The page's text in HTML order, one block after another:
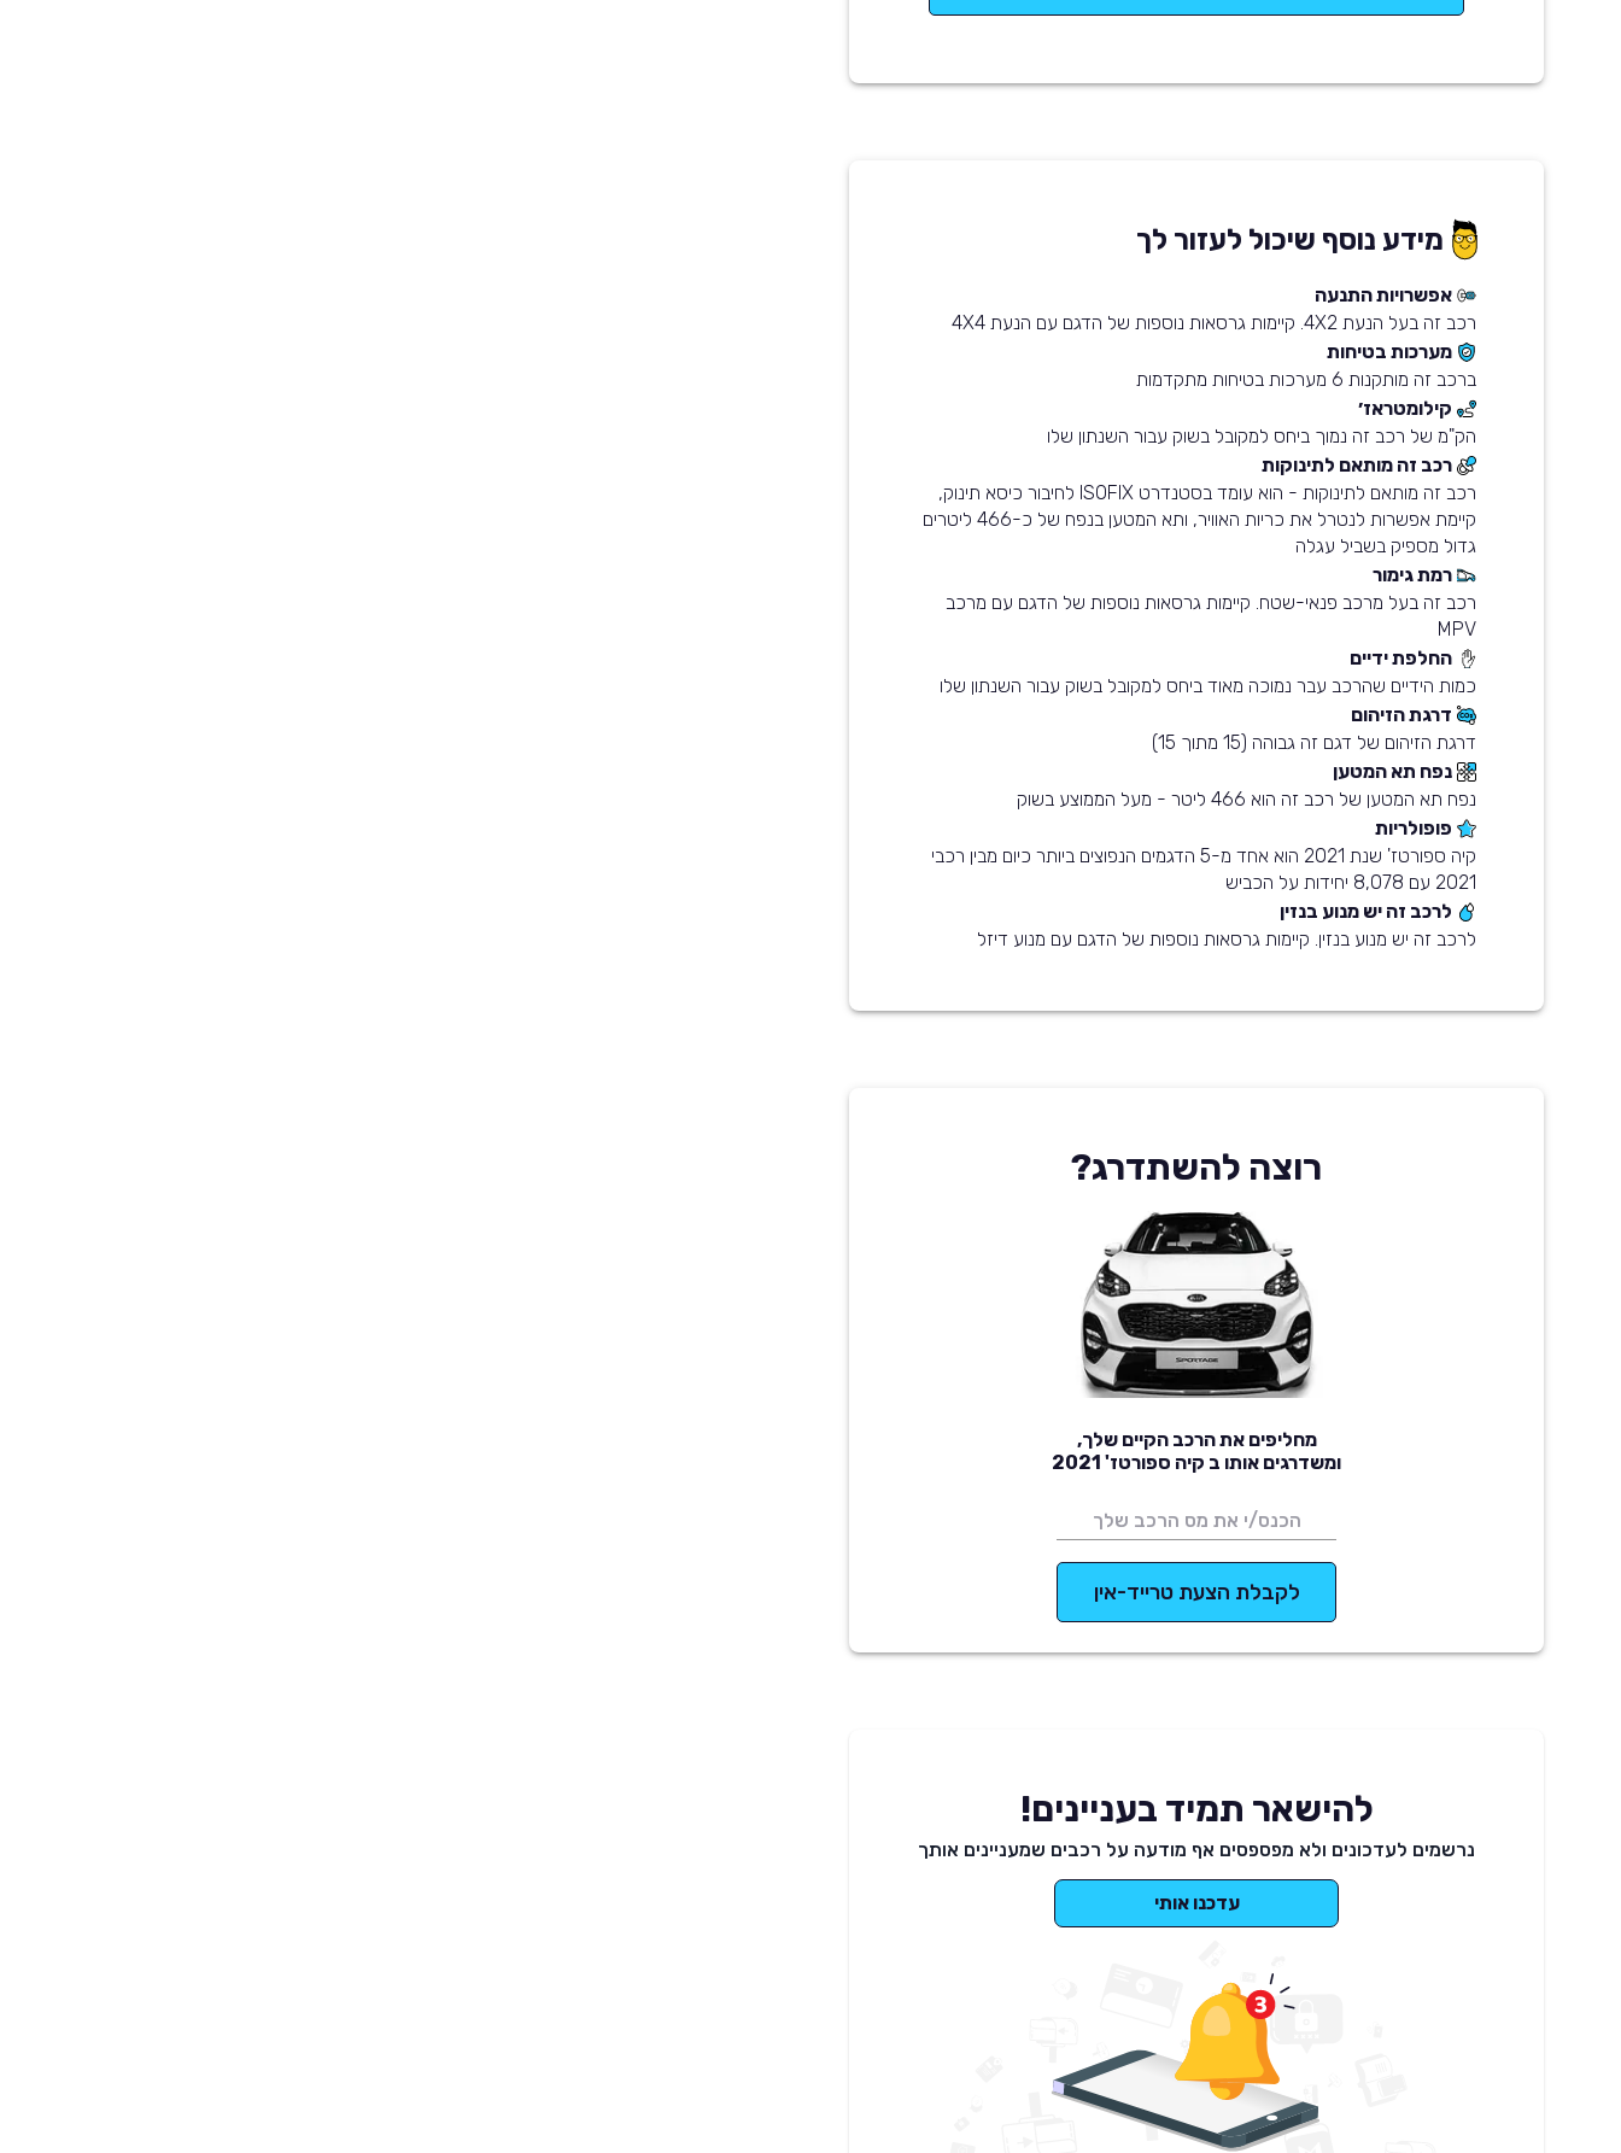
מידע נוסף שיכול לעזור לך
אפשרויות התנעה
רכב זה בעל הנעת 4X2. קיימות גרסאות נוספות של הדגם עם הנעת 4X4
מערכות בטיחות
ברכב זה מותקנות 6 מערכות בטיחות מתקדמות
קילומטראז׳
הק"מ של רכב זה נמוך ביחס למקובל בשוק עבור השנתון שלו
רכב זה מותאם לתינוקות
רכב זה מותאם לתינוקות - הוא עומד בסטנדרט ISOFIX לחיבור כיסא תינוק,
קיימת אפשרות לנטרל את כריות האוויר, ותא המטען בנפח של כ-466 ליטרים
גדול מספיק בשביל עגלה
רמת גימור
רכב זה בעל מרכב פנאי-שטח. קיימות גרסאות נוספות של הדגם עם מרכב
MPV
החלפת ידיים
כמות הידיים שהרכב עבר נמוכה מאוד ביחס למקובל בשוק עבור השנתון שלו
דרגת הזיהום
דרגת הזיהום של דגם זה גבוהה (15 מתוך 15)
נפח תא המטען
נפח תא המטען של רכב זה הוא 466 ליטר - מעל הממוצע בשוק
פופולריות
קיה ספורטז' שנת 2021 הוא אחד מ-5 הדגמים הנפוצים ביותר כיום מבין רכבי
2021 עם 8,078 יחידות על הכביש
לרכב זה יש מנוע בנזין
לרכב זה יש מנוע בנזין. קיימות גרסאות נוספות של הדגם עם מנוע דיזל
רוצה להשתדרג?
מחליפים את הרכב הקיים שלך,
ומשדרגים אותו ב קיה ספורטז' 2021
לקבלת הצעת טרייד-אין
להישאר תמיד בעניינים!
נרשמים לעדכונים ולא מפספסים אף מודעה על רכבים שמעניינים אותך
עדכנו אותי